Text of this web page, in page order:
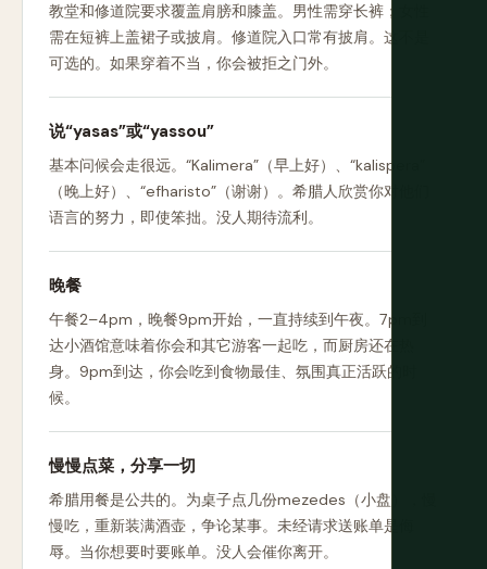
教堂和修道院要求覆盖肩膀和膝盖。男性需穿长裤；女性
需在短裤上盖裙子或披肩。修道院入口常有披肩。这不是
可选的。如果穿着不当，你会被拒之门外。
说“yasas”或“yassou”
基本问候会走很远。“Kalimera”（早上好）、“kalispera”
（晚上好）、“efharisto”（谢谢）。希腊人欣赏你对他们
语言的努力，即使笨拙。没人期待流利。
晚餐
午餐2–4pm，晚餐9pm开始，一直持续到午夜。7pm到
达小酒馆意味着你会和其它游客一起吃，而厨房还在热
身。9pm到达，你会吃到食物最佳、氛围真正活跃的时
候。
慢慢点菜，分享一切
希腊用餐是公共的。为桌子点几份mezedes（小盘），慢
慢吃，重新装满酒壶，争论某事。未经请求送账单是侮
辱。当你想要时要账单。没人会催你离开。